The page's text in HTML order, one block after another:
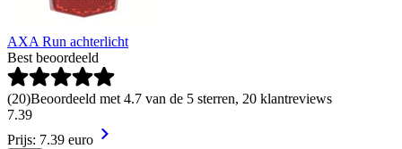
AXA Run achterlicht
Best beoordeeld
(20)Beoordeeld met 4.7 van de 5 sterren, 20 klantreviews
7.39
Prijs: 7.39 euro